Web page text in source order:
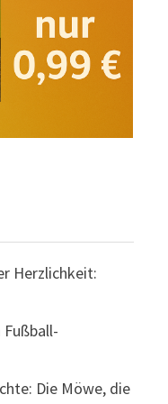
Herzlichkeit:
Die Möwe, die